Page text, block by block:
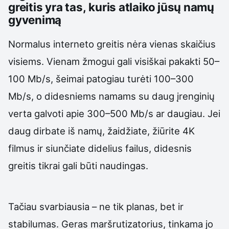
greitis yra tas, kuris atlaiko jūsų namų
gyvenimą
Normalus interneto greitis nėra vienas skaičius
visiems. Vienam žmogui gali visiškai pakakti 50–
100 Mb/s, šeimai patogiau turėti 100–300
Mb/s, o didesniems namams su daug įrenginių
verta galvoti apie 300–500 Mb/s ar daugiau. Jei
daug dirbate iš namų, žaidžiate, žiūrite 4K
filmus ir siunčiate didelius failus, didesnis
greitis tikrai gali būti naudingas.
Tačiau svarbiausia – ne tik planas, bet ir
stabilumas. Geras maršrutizatorius, tinkama jo